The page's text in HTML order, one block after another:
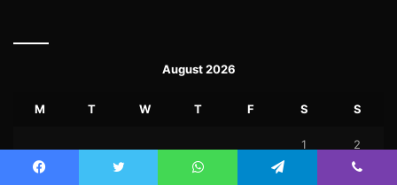
August 2026
M T W T F S S
1 2